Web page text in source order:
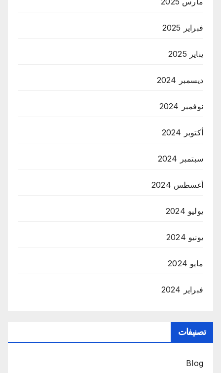
فبراير 2025
يناير 2025
ديسمبر 2024
نوفمبر 2024
أكتوبر 2024
سبتمبر 2024
أغسطس 2024
يوليو 2024
يونيو 2024
مايو 2024
فبراير 2024
تصنيفات
Blog